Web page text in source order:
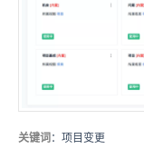
关键词 ：项目变更